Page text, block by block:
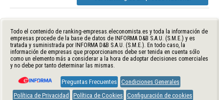
Todo el contenido de ranking-empresas.eleconomista.es y toda la información de
empresas procede de la base de datos de INFORMA D&B S.A.U. (S.M.E.) y es
tratada y suministrada por INFORMA D&B S.A.U. (S.M.E.). En todo caso, la
información de empresas que proporcionamos debe ser tenida en cuenta sólo
como un elemento más a considerar a la hora de adoptar decisiones comerciales
y no debe por tanto determinar las mismas.
Preguntas Frecuentes Condiciones Generales
Política de Privacidad
Política de Cookies Configuración de cookies